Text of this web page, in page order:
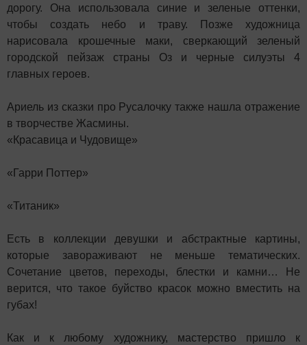
дорогу. Она использовала синие и зеленые оттенки,
чтобы создать небо и траву. Позже художница
нарисовала крошечные маки, сверкающий зеленый
городской пейзаж страны Оз и черные силуэты 4
главных героев.
Ариель из сказки про Русалочку также нашла отражение
в творчестве Жасмины.
«Красавица и Чудовище»
«Гарри Поттер»
«Титаник»
Есть в коллекции девушки и абстрактные картины,
которые завораживают не меньше тематических.
Сочетание цветов, переходы, блестки и камни… Не
верится, что такое буйство красок можно вместить на
губах!
Как и к любому художнику, мастерство пришло к